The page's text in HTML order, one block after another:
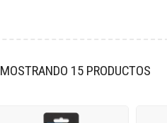
MOSTRANDO 15 PRODUCTOS